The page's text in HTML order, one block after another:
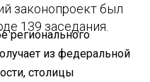
законопроект был
139 заседания.
регионального
из федеральной
столицы